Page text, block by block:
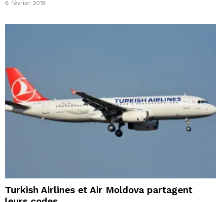
6 février 2018
Turkish Airlines et Air Moldova partagent